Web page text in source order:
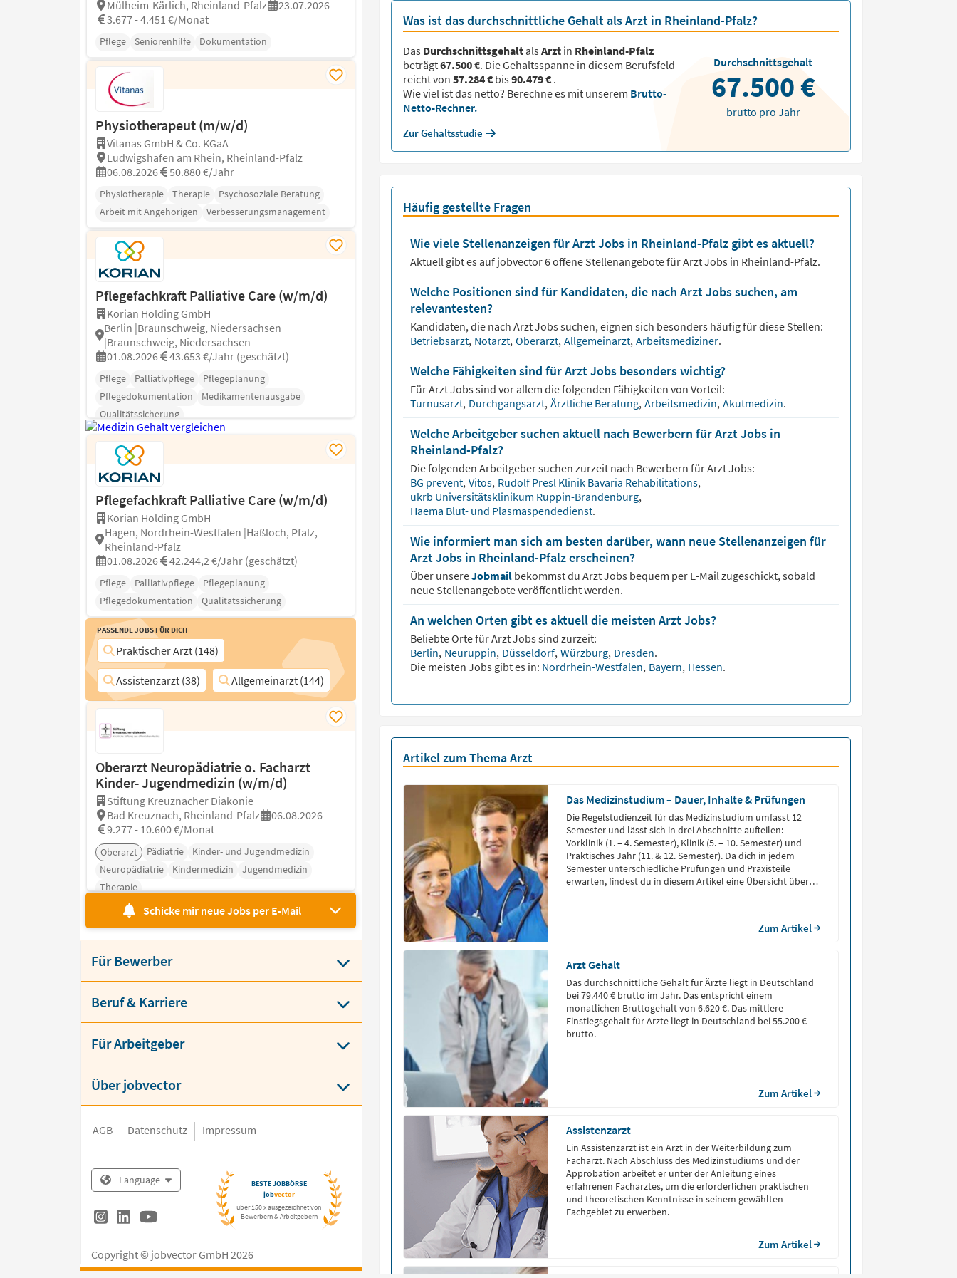
Mülheim-Kärlich, Rheinland-Pfalz
23.07.2026
3.677 - 4.451 €/Monat
Pflege Seniorenhilfe Dokumentation
Physiotherapeut (m/w/d)
Vitanas GmbH & Co. KGaA
Ludwigshafen am Rhein, Rheinland-Pfalz
06.08.2026
50.880 €/Jahr
Physiotherapie Therapie
Psychosoziale Beratung
Arbeit mit Angehörigen
Verbesserungsmanagement
Pflegefachkraft Palliative Care (w/m/d)
Korian Holding GmbH
Berlin |Braunschweig, Niedersachsen
|Braunschweig, Niedersachsen
01.08.2026
43.653 €/Jahr (geschätzt)
Pflege Palliativpflege
Pflegeplanung
Pflegedokumentation
Medikamentenausgabe
Qualitätssicherung
Pflegefachkraft Palliative Care (w/m/d)
Korian Holding GmbH
Hagen, Nordrhein-Westfalen |Haßloch, Pfalz,
Rheinland-Pfalz
01.08.2026
42.244,2 €/Jahr (geschätzt)
Pflege Palliativpflege
Pflegeplanung
Pflegedokumentation
Qualitätssicherung
Passende Jobs für Dich
Praktischer Arzt (148)
Assistenzarzt (38) Allgemeinarzt (144)
Oberarzt Neuropädiatrie o. Facharzt
Kinder- Jugendmedizin (w/m/d)
Stiftung Kreuznacher Diakonie
Bad Kreuznach, Rheinland-Pfalz
06.08.2026
9.277 - 10.600 €/Monat
Oberarzt Pädiatrie
Kinder- und Jugendmedizin
Neuropädiatrie
Kindermedizin
Jugendmedizin
Therapie
Schicke mir neue Jobs per E-Mail
Für Bewerber
Beruf & Karriere
Für Arbeitgeber
Über jobvector
AGB Datenschutz Impressum
Language
BESTE JOBBÖRSE
jobvector
über 150 x ausgezeichnet von
Bewerbern & Arbeitgebern
Copyright © jobvector GmbH 2026
Was ist das durchschnittliche Gehalt als Arzt in Rheinland-Pfalz?
Das DurchschnittsgehaltalsArztin Rheinland-Pfalz
beträgt67.500 €. Die Gehaltsspanne in diesem Berufsfeld
reicht von 57.284 €bis90.479 € .
Wie viel ist das netto? Berechne es mit unserem Brutto-
Netto-Rechner.
Zur Gehaltsstudie
Durchschnittsgehalt
67.500 €
brutto pro Jahr
Häufig gestellte Fragen
Wie viele Stellenanzeigen für Arzt Jobs in Rheinland-Pfalz gibt es aktuell?
Aktuell gibt es auf jobvector6offene Stellenangebote fürArzt Jobs in Rheinland-Pfalz.
Welche Positionen sind für Kandidaten, die nach Arzt Jobs suchen, am
relevantesten?
Kandidaten, die nach ArztJobs suchen, eignen sich besonders häufig für diese Stellen:
Betriebsarzt, Notarzt, Oberarzt, Allgemeinarzt, Arbeitsmediziner.
Welche Fähigkeiten sind für Arzt Jobs besonders wichtig?
FürArztJobs sind vor allem die folgenden Fähigkeiten von Vorteil:
Turnusarzt, Durchgangsarzt, Ärztliche Beratung, Arbeitsmedizin, Akutmedizin.
Welche Arbeitgeber suchen aktuell nach Bewerbern für Arzt Jobs in
Rheinland-Pfalz?
Die folgenden Arbeitgeber suchen zurzeit nach Bewerbern fürArztJobs:
BG prevent, Vitos, Rudolf Presl Klinik Bavaria Rehabilitations,
ukrb Universitätsklinikum Ruppin-Brandenburg,
Haema Blut- und Plasmaspendedienst.
Wie informiert man sich am besten darüber, wann neue Stellenanzeigen für
Arzt Jobs in Rheinland-Pfalz erscheinen?
Über unsereJobmail bekommst du ArztJobs bequem per E-Mail zugeschickt, sobald
neue Stellenangebote veröffentlicht werden.
An welchen Orten gibt es aktuell die meisten Arzt Jobs?
Beliebte Orte fürArztJobs sind zurzeit:
Berlin, Neuruppin, Düsseldorf, Würzburg, Dresden.
Die meisten Jobs gibt es in: Nordrhein-Westfalen, Bayern, Hessen.
Artikel zum Thema Arzt
Das Medizinstudium – Dauer, Inhalte & Prüfungen
Die Regelstudienzeit für das Medizinstudium umfasst 12
Semester und lässt sich in drei Abschnitte aufteilen:
Vorklinik (1. – 4. Semester), Klinik (5. – 10. Semester) und
Praktisches Jahr (11. & 12. Semester). Da dich in jedem
Semester unterschiedliche Prüfungen und Praxisteile
erwarten, findest du in diesem Artikel eine Übersicht über
Zum Artikel
Arzt Gehalt
Das durchschnittliche Gehalt für Ärzte liegt in Deutschland
bei 79.440 € brutto im Jahr. Das entspricht einem
monatlichen Bruttogehalt von 6.620 €. Das mittlere
Einstiegsgehalt für Ärzte liegt in Deutschland bei 55.200 €
brutto.
Zum Artikel
Assistenzarzt
Ein Assistenzarzt ist ein Arzt in der Weiterbildung zum
Facharzt. Nach Abschluss des Medizinstudiums und der
Approbation arbeitet er unter der Anleitung eines
erfahrenen Facharztes, um die erforderlichen praktischen
und theoretischen Kenntnisse in seinem gewählten
Fachgebiet zu erwerben.
Zum Artikel